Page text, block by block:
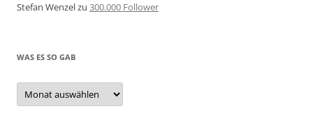
Stefan Wenzelzu 300.000 Follower
WAS ES SO GAB
Was
es
so